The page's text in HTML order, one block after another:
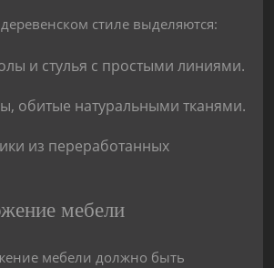
стиле выделяются:
и стулья с простыми линиями.
обитые натуральными тканями.
из переработанных
мебели
мебели должно быть